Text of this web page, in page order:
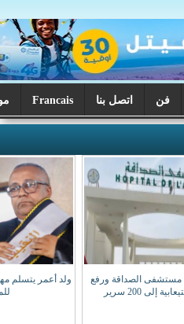
Francais موريتانيا اليوم
ولد أعمر يتسلم مهامه نقيبا للهيئة الوطنية